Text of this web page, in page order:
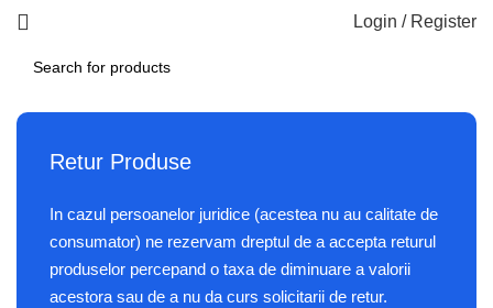
Login / Register
Retur Produse
In cazul persoanelor juridice (acestea nu au calitate de
consumator) ne rezervam dreptul de a accepta returul
produselor percepand o taxa de diminuare a valorii
acestora sau de a nu da curs solicitarii de retur.